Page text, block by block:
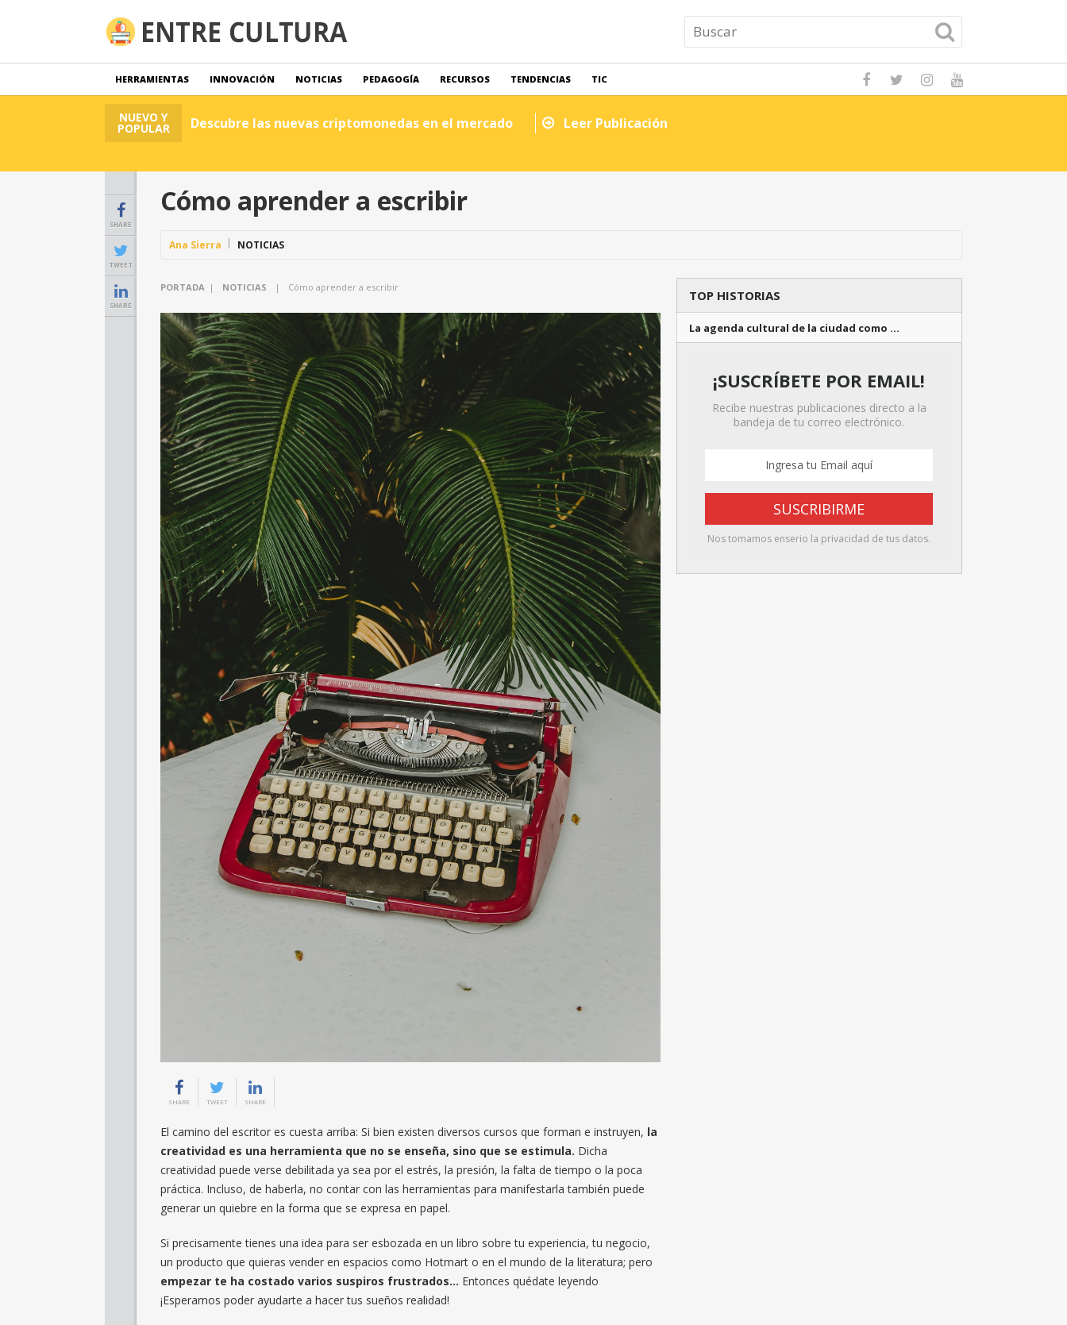
HERRAMIENTAS INNOVACIÓN NOTICIAS PEDAGOGÍA RECURSOS TENDENCIAS TIC
NUEVO Y
POPULAR Descubre las nuevas criptomonedas en el mercado Leer Publicación
SHARE
TWEET
SHARE
Cómo aprender a escribir
Ana Sierra NOTICIAS
PORTADA | NOTICIAS | Cómo aprender a escribir
SHARE TWEET SHARE
El camino del escritor es cuesta arriba: Si bien existen diversos cursos que forman e instruyen, la
creatividad es una herramienta que no se enseña, sino que se estimula. Dicha
creatividad puede verse debilitada ya sea por el estrés, la presión, la falta de tiempo o la poca
práctica. Incluso, de haberla, no contar con las herramientas para manifestarla también puede
generar un quiebre en la forma que se expresa en papel.
Si precisamente tienes una idea para ser esbozada en un libro sobre tu experiencia, tu negocio,
un producto que quieras vender en espacios como Hotmart o en el mundo de la literatura; pero
empezar te ha costado varios suspiros frustrados… Entonces quédate leyendo
¡Esperamos poder ayudarte a hacer tus sueños realidad!
TOP HISTORIAS
La agenda cultural de la ciudad como …
¡SUSCRÍBETE POR EMAIL!
Recibe nuestras publicaciones directo a la
bandeja de tu correo electrónico.
Nos tomamos enserio la privacidad de tus datos.